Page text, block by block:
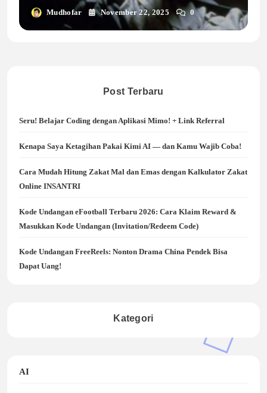
Mudhofar November 22, 2025 0
Post Terbaru
Seru! Belajar Coding dengan Aplikasi Mimo! + Link Referral
Kenapa Saya Ketagihan Pakai Kimi AI — dan Kamu Wajib Coba!
Cara Mudah Hitung Zakat Mal dan Emas dengan Kalkulator Zakat
Online INSANTRI
Kode Undangan eFootball Terbaru 2026: Cara Klaim Reward &
Masukkan Kode Undangan (Invitation/Redeem Code)
Kode Undangan FreeReels: Nonton Drama China Pendek Bisa
Dapat Uang!
Kategori
AI